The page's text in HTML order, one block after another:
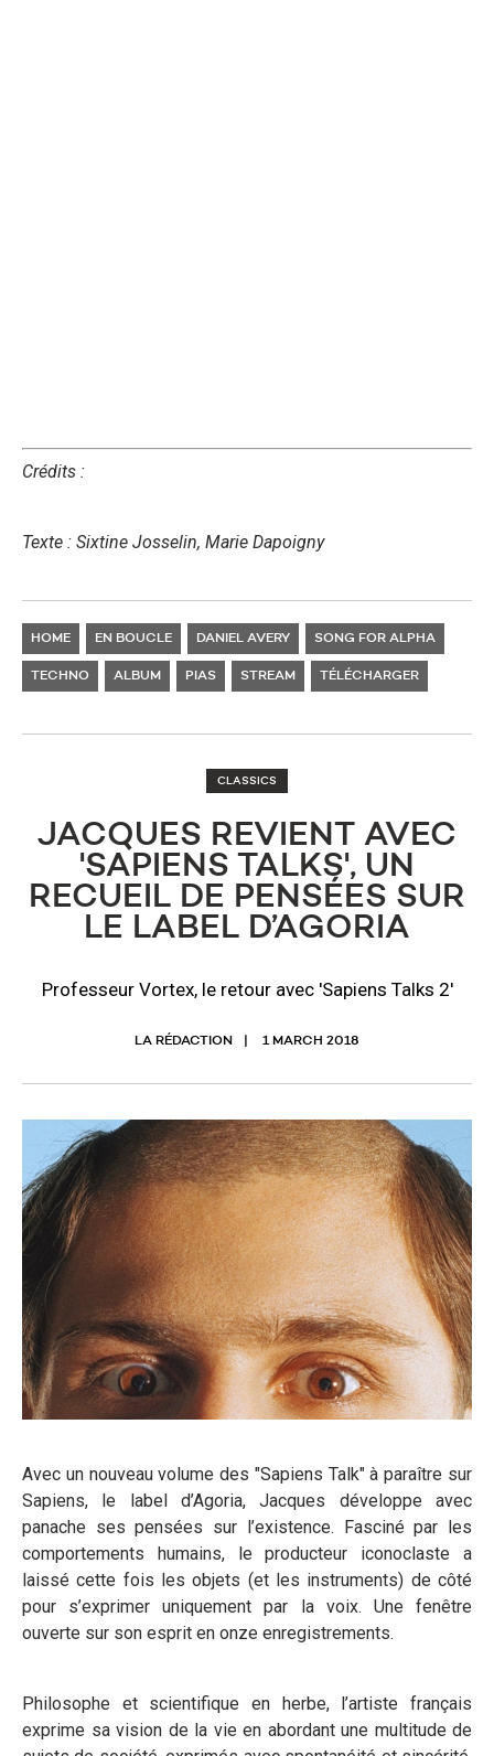
Crédits :
Texte : Sixtine Josselin, Marie Dapoigny
HOME EN BOUCLE DANIEL AVERY SONG FOR ALPHA
TECHNO ALBUM PIAS STREAM TÉLÉCHARGER
CLASSICS
JACQUES REVIENT AVEC
'SAPIENS TALKS', UN
RECUEIL DE PENSÉES SUR
LE LABEL D’AGORIA
Professeur Vortex, le retour avec 'Sapiens Talks 2'
LA RÉDACTION 1 MARCH 2018
Avec un nouveau volume des "Sapiens Talk" à paraître sur
Sapiens, le label d’Agoria, Jacques développe avec
panache ses pensées sur l’existence. Fasciné par les
comportements humains, le producteur iconoclaste a
laissé cette fois les objets (et les instruments) de côté
pour s’exprimer uniquement par la voix. Une fenêtre
ouverte sur son esprit en onze enregistrements.
Philosophe et scientifique en herbe, l’artiste français
exprime sa vision de la vie en abordant une multitude de